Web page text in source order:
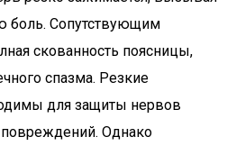
боль. Сопутствующим
скованность поясницы,
спазма. Резкие
для защиты нервов
Однако